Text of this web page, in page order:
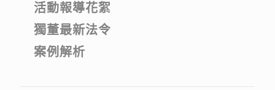
活動報導花絮
獨董最新法令
案例解析